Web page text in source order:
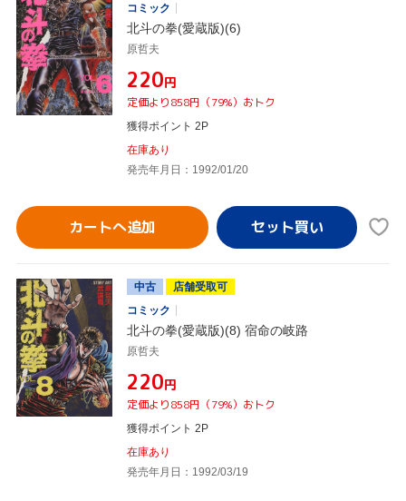
コミック
北斗の拳(愛蔵版)(6)
原哲夫
¥220円
定価より858円（79%）おトク
獲得ポイント 2P
在庫あり
発売年月日：1992/01/20
カートへ追加
中古
店舗受取可
コミック
北斗の拳(愛蔵版)(8) 宿命の岐路
原哲夫
¥220円
定価より858円（79%）おトク
獲得ポイント 2P
在庫あり
発売年月日：1992/03/19